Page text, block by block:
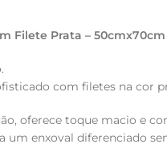
Filete Prata – 50cmx70cm
com filetes na cor
oferece toque macio e
um enxoval diferenciado